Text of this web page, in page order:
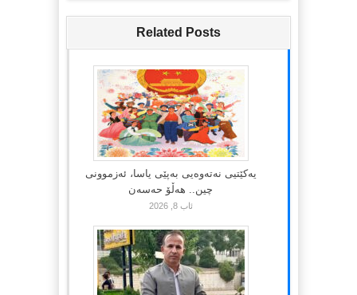
Related Posts
یەکێتیی نەتەوەیی بەپێی یاسا، ئەزموونی
چین.. هەڵۆ حەسەن
ئاب 8, 2026